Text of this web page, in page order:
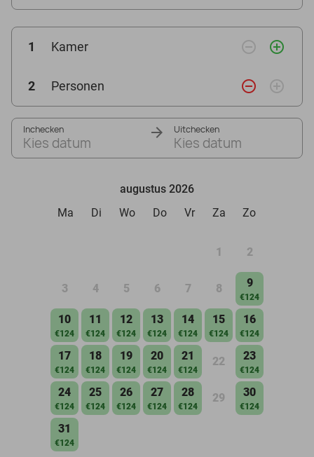
1 Kamer remove_circle_outline add_circle_outline
2 Personen remove_circle_outline add_circle_outline
Inchecken
Kies datum
Uitchecken
Kies datum
augustus 2026
Ma
Di Wo Do Vr Za Zo
1 2
3 4 5 6 7 8 9
€124
10
€124
11
€124
12
€124
13
€124
14
€124
15
€124
16
€124
17
€124
18
€124
19
€124
20
€124
21
€124
22 23
€124
24
€124
25
€124
26
€124
27
€124
28
€124
29 30
€124
31
€124